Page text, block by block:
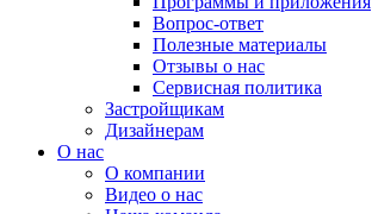
Вопрос-ответ
Полезные материалы
Отзывы о нас
Сервисная политика
Застройщикам
Дизайнерам
О нас
О компании
Видео о нас